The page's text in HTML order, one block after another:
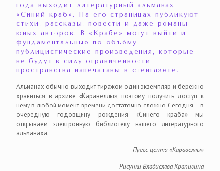
года выходит литературный альманах
«Синий краб». На его страницах публикуют
стихи, рассказы, повести и даже романы
юных авторов. В «Крабе» могут выйти и
фундаментальные по объёму
публицистические произведения, которые
не будут в силу ограниченности
пространства напечатаны в стенгазете.
Альманах обычно выходит тиражом один экземпляр и бережно
храниться в архиве «Каравеллы», поэтому получить доступ к
нему в любой момент времени достаточно сложно. Сегодня – в
очередную годовщину рождения «Синего краба» мы
открываем электронную библиотеку нашего литературного
альманаха.
Пресс-центр «Каравеллы»
Рисунки Владислава Крапивина